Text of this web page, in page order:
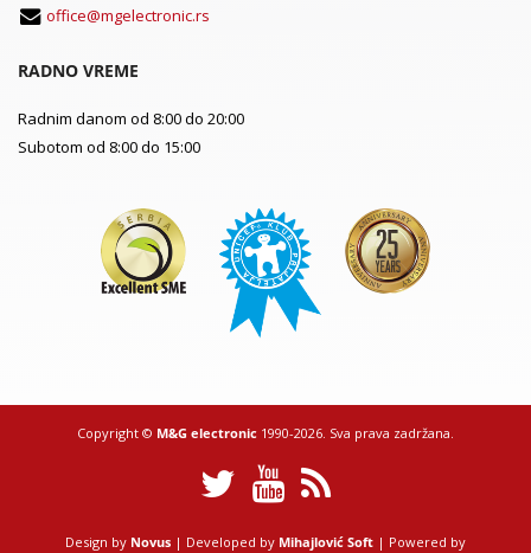
office@mgelectronic.rs
RADNO VREME
Radnim danom od 8:00 do 20:00
Subotom od 8:00 do 15:00
Copyright © M&G electronic 1990-2026. Sva prava zadržana.
Design by Novus | Developed by Mihajlović Soft | Powered by